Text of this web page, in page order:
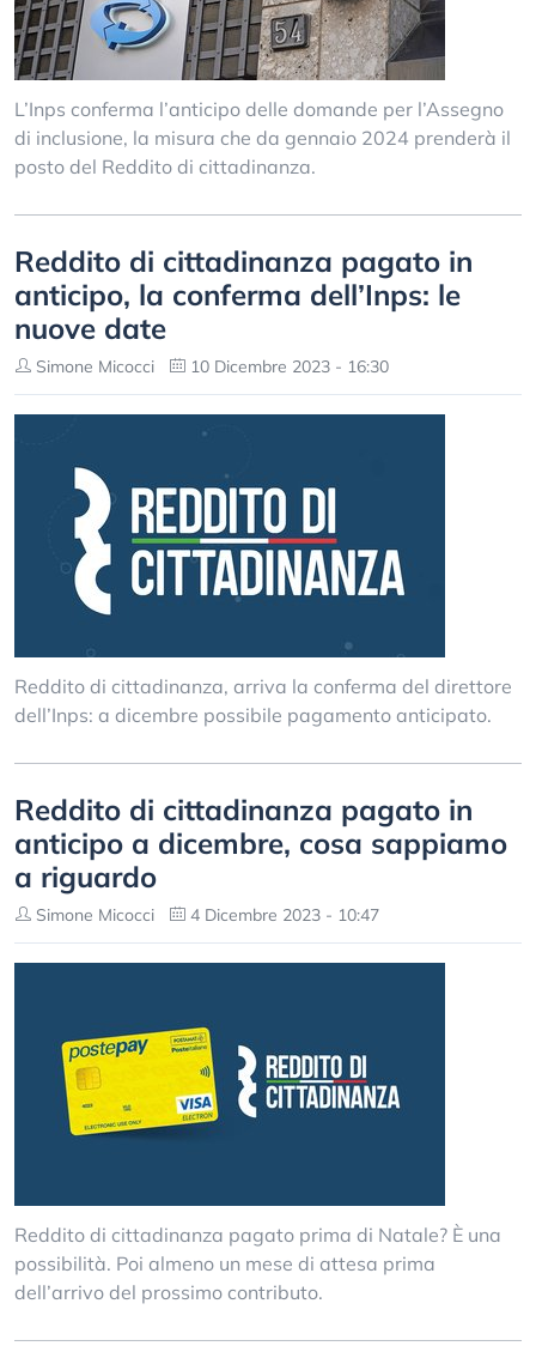
L’Inps conferma l’anticipo delle domande per l’Assegno
di inclusione, la misura che da gennaio 2024 prenderà il
posto del Reddito di cittadinanza.
Reddito di cittadinanza pagato in
anticipo, la conferma dell’Inps: le
nuove date
Simone Micocci 10 Dicembre 2023 - 16:30
Reddito di cittadinanza, arriva la conferma del direttore
dell’Inps: a dicembre possibile pagamento anticipato.
Reddito di cittadinanza pagato in
anticipo a dicembre, cosa sappiamo
a riguardo
Simone Micocci 4 Dicembre 2023 - 10:47
Reddito di cittadinanza pagato prima di Natale? È una
possibilità. Poi almeno un mese di attesa prima
dell’arrivo del prossimo contributo.